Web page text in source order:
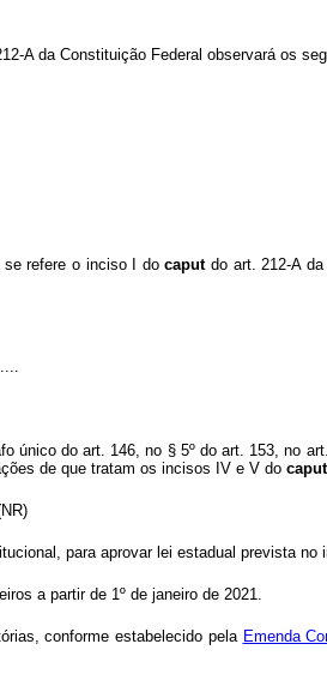
A da Constituição Federal observará os
se refere o inciso I docaputdo art. 212-A da
único do art. 146, no § 5º do art. 153, no
de que tratam os incisos IV e V do caput
para aprovar lei estadual prevista
a partir de 1º de janeiro de 2021.
conforme estabelecido pela Emenda